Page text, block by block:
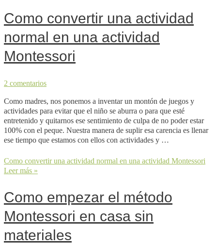
Como convertir una actividad
normal en una actividad
Montessori
2 comentarios
Como madres, nos ponemos a inventar un montón de juegos y
actividades para evitar que el niño se aburra o para que esté
entretenido y quitarnos ese sentimiento de culpa de no poder estar
100% con el peque. Nuestra manera de suplir esa carencia es llenar
ese tiempo que estamos con ellos con actividades y …
Como convertir una actividad normal en una actividad Montessori
Leer más »
Como empezar el método
Montessori en casa sin
materiales